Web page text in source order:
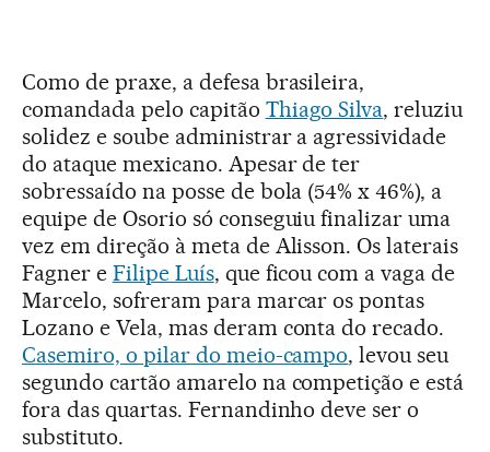
Como de praxe, a defesa brasileira,
comandada pelo capitão Thiago Silva, reluziu
solidez e soube administrar a agressividade
do ataque mexicano. Apesar de ter
sobressaído na posse de bola (54% x 46%), a
equipe de Osorio só conseguiu finalizar uma
vez em direção à meta de Alisson. Os laterais
Fagner e Filipe Luís, que ficou com a vaga de
Marcelo, sofreram para marcar os pontas
Lozano e Vela, mas deram conta do recado.
Casemiro, o pilar do meio-campo, levou seu
segundo cartão amarelo na competição e está
fora das quartas. Fernandinho deve ser o
substituto.